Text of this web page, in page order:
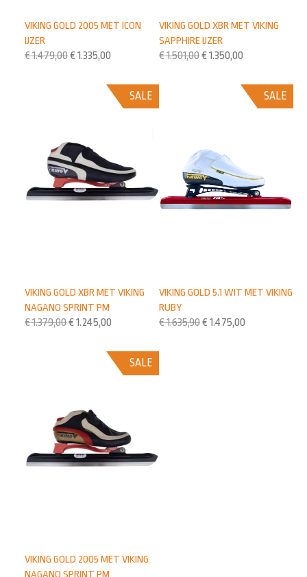
VIKING GOLD XBR MET VIKING
SAPPHIRE IJZER
€1.501,00€ 1.350,00
VIKING GOLD 2005 MET ICON
IJZER
€1.479,00€ 1.335,00
SALE
VIKING GOLD 5.1 WIT MET VIKING
RUBY
€1.635,90€ 1.475,00
SALE
VIKING GOLD XBR MET VIKING
NAGANO SPRINT PM
€1.379,00€ 1.245,00
SALE
VIKING GOLD 2005 MET VIKING
NAGANO SPRINT PM